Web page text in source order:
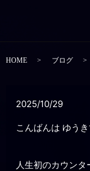
HOME ブログ
2025/10/29
こんばんは ゆうき
人生初のカウンタ